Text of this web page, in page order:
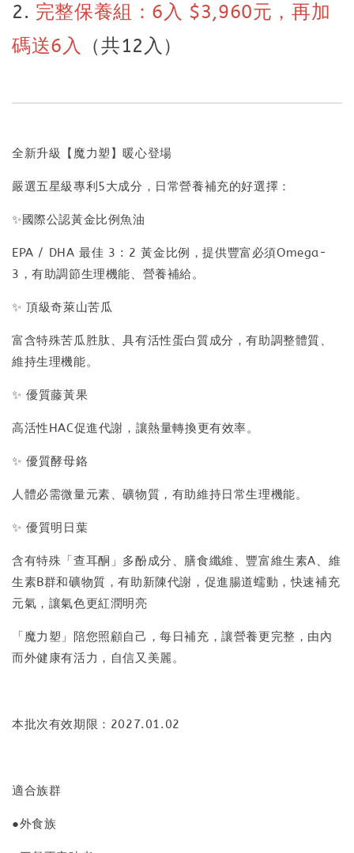
2. 完整保養組：6入 $3,960元，再加
碼送6入
（共12入）
全新升級【魔力塑】暖心登場
嚴選五星級專利5大成分，日常營養補充的好選擇：
✨國際公認黃金比例魚油
EPA / DHA 最佳 3 : 2 黃金比例，提供豐富必須Omega-
3，有助調節生理機能、營養補給。
✨ 頂級奇萊山苦瓜
富含特殊苦瓜胜肽、具有活性蛋白質成分，有助調整體質、
維持生理機能。
✨ 優質藤黃果
高活性HAC促進代謝，讓熱量轉換更有效率。
✨ 優質酵母鉻
人體必需微量元素、礦物質，有助維持日常生理機能。
✨ 優質明日葉
含有特殊「查耳酮」多酚成分、膳食纖維、豐富維生素A、維
生素B群和礦物質，有助新陳代謝，促進腸道蠕動，快速補充
元氣，讓氣色更紅潤明亮
「魔力塑」陪您照顧自己，每日補充，讓營養更完整，由內
而外健康有活力，自信又美麗。
本批次有效期限：2027.01.02
適合族群
●外食族